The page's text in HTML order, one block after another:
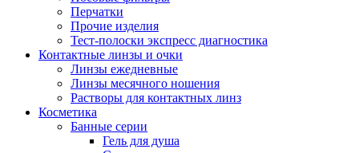
Перчатки
Прочие изделия
Тест-полоски экспресс диагностика
Контактные линзы и очки
Линзы ежедневные
Линзы месячного ношения
Растворы для контактных линз
Косметика
Банные серии
Гель для душа